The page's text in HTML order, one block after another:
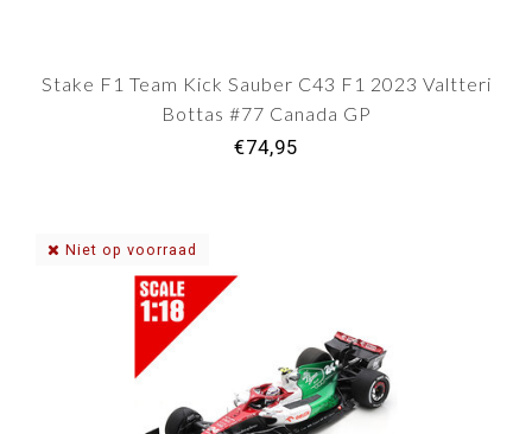
Stake F1 Team Kick Sauber C43 F1 2023 Valtteri
Bottas #77 Canada GP
€74,95
Niet op voorraad